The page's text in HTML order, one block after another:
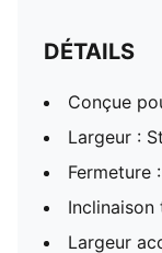
DÉTAILS
Conçue
Largeur :
Fermeture
Largeur